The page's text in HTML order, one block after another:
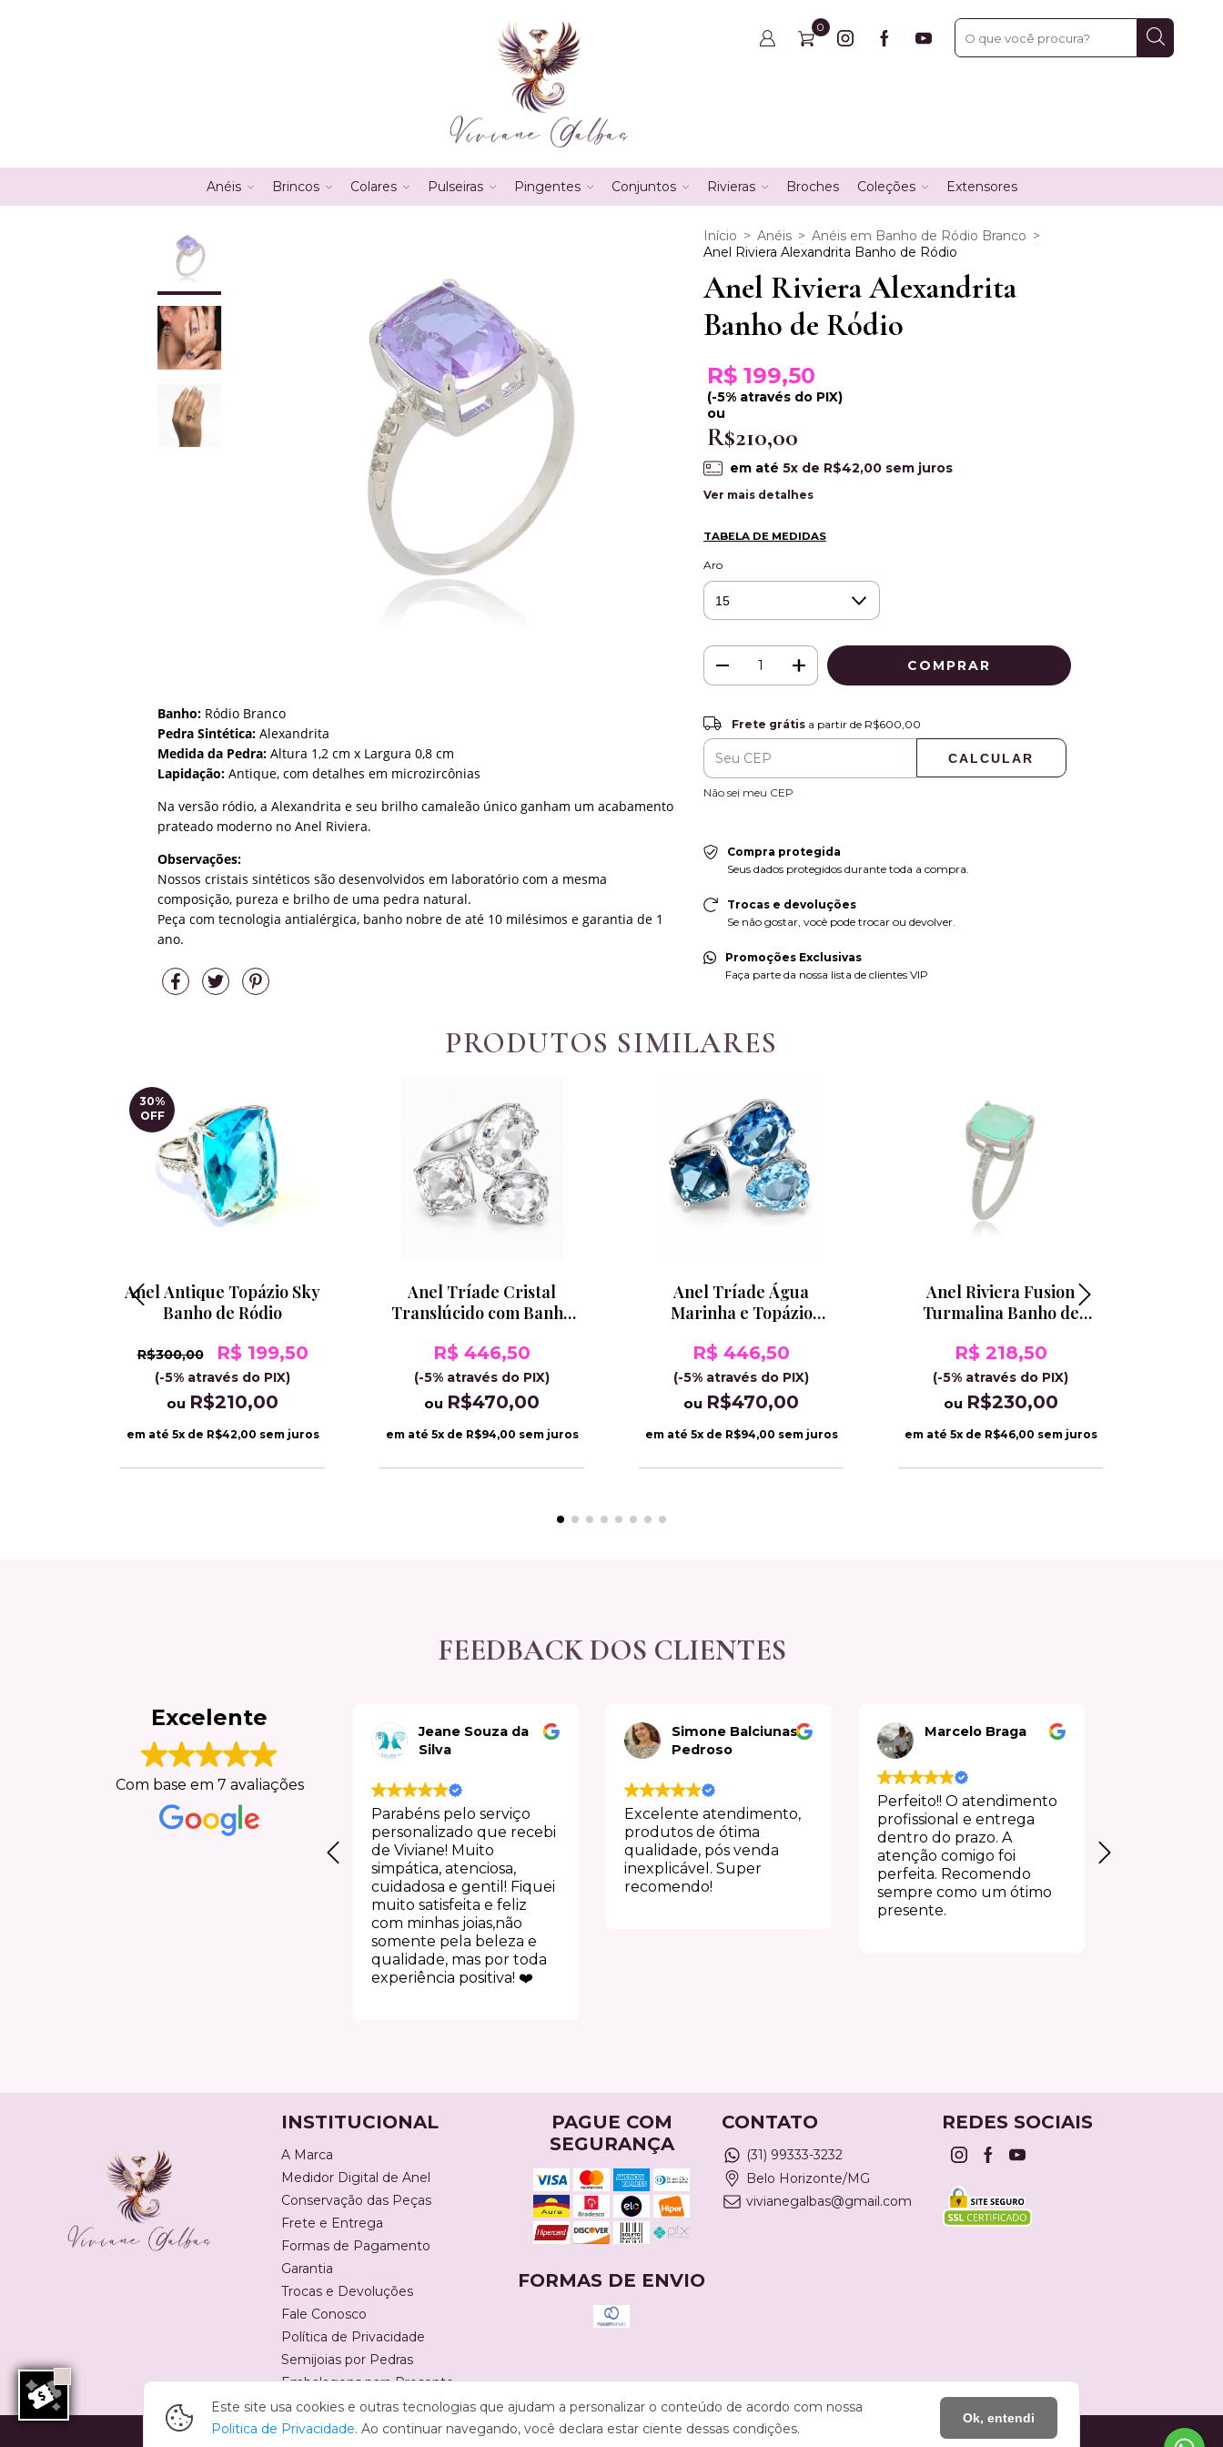
0
Anéis Brincos Colares Pulseiras Pingentes Conjuntos Rivieras Broches Coleções Extensores
Banho: Ródio Branco
Pedra Sintética: Alexandrita
Medida da Pedra: Altura 1,2 cm x Largura 0,8 cm
Lapidação: Antique, com detalhes em microzircônias
Na versão ródio, a Alexandrita e seu brilho camaleão único ganham um acabamento
prateado moderno no Anel Riviera.
Observações:
Nossos cristais sintéticos são desenvolvidos em laboratório com a mesma
composição, pureza e brilho de uma pedra natural.
Peça com tecnologia antialérgica, banho nobre de até 10 milésimos e garantia de 1
ano.
Início > Anéis > Anéis em Banho de Ródio Branco >
Anel Riviera Alexandrita Banho de Ródio
Anel Riviera Alexandrita
Banho de Ródio
R$ 199,50
(-5% através do PIX)
ou
R$210,00
em até 5x de R$42,00sem juros
Ver mais detalhes
TABELA DE MEDIDAS
Aro
Frete grátis
Entregas para o CEP: ALTERAR CEP
Frete grátisa partir de R$600,00
CALCULAR
Não sei meu CEP
Compra protegida
Seus dados protegidos durante toda a compra.
Trocas e devoluções
Se não gostar, você pode trocar ou devolver.
Promoções Exclusivas
Faça parte da nossa lista de clientes VIP
PRODUTOS SIMILARES
30%
OFF
Anel Antique Topázio Sky
Banho de Ródio
R$300,00 R$ 199,50
(-5% através do PIX)
ou R$210,00
em até 5x de R$42,00 sem juros
Anel Tríade Cristal
Translúcido com Banho
R$ 446,50
(-5% através do PIX)
ou R$470,00
em até 5x de R$94,00 sem juros
Anel Tríade Água
Marinha e Topázio
Ródio
R$ 446,50
(-5% através do PIX)
ou R$470,00
em até 5x de R$94,00 sem juros
Anel Riviera Fusion
Turmalina Banho de
R$ 218,50
(-5% através do PIX)
ou R$230,00
em até 5x de R$46,00 sem juros
FEEDBACK DOS CLIENTES
Excelente
Com base em 7 avaliações
Excelente! Tudo muito
lindo!👍
Jeane Souza da
Silva
Parabéns pelo serviço
personalizado que recebi
de Viviane! Muito
simpática, atenciosa,
cuidadosa e gentil! Fiquei
muito satisfeita e feliz
com minhas joias,não
somente pela beleza e
qualidade, mas por toda
experiência positiva! ❤️
Simone Balciunas
Pedroso
Excelente atendimento,
produtos de ótima
qualidade, pós venda
inexplicável. Super
recomendo!
Marcelo Braga
Perfeito!! O atendimento
profissional e entrega
dentro do prazo. A
atenção comigo foi
perfeita. Recomendo
sempre como um ótimo
presente.
INSTITUCIONAL
A Marca
Medidor Digital de Anel
Conservação das Peças
Frete e Entrega
Formas de Pagamento
Garantia
Trocas e Devoluções
Fale Conosco
Política de Privacidade
Semijoias por Pedras
Embalagens para Presente
PAGUE COM
SEGURANÇA
FORMAS DE ENVIO
CONTATO
(31) 99333-3232
Belo Horizonte/MG
vivianegalbas@gmail.com
REDES SOCIAIS
Este site usa cookies e outras tecnologias que ajudam a personalizar o conteúdo de acordo com nossa
Politica de Privacidade. Ao continuar navegando, você declara estar ciente dessas condições.
Ok, entendi